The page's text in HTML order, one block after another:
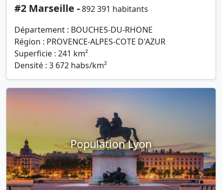
#2 Marseille -892 391 habitants
Département : BOUCHES-DU-RHONE
Région : PROVENCE-ALPES-COTE D'AZUR
Superficie : 241 km²
Densité : 3 672 habs/km²
Population Lyon